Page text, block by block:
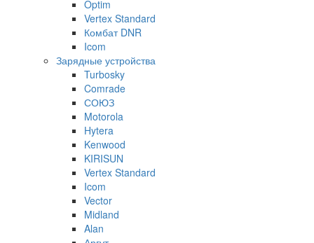
Optim
Vertex Standard
Комбат DNR
Icom
Зарядные устройства
Turbosky
Comrade
СОЮЗ
Motorola
Hytera
Kenwood
KIRISUN
Vertex Standard
Icom
Vector
Midland
Alan